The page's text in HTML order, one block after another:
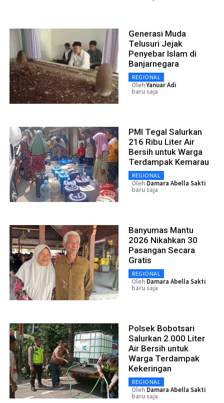
Generasi Muda
Telusuri Jejak
Penyebar Islam di
Banjarnegara
REGIONAL
OlehYanuar Adi
baru saja
PMI Tegal Salurkan
216 Ribu Liter Air
Bersih untuk Warga
Terdampak Kemarau
REGIONAL
Oleh Damara Abella Sakti
baru saja
Banyumas Mantu
2026 Nikahkan 30
Pasangan Secara
Gratis
REGIONAL
Oleh Damara Abella Sakti
baru saja
Polsek Bobotsari
Salurkan 2.000 Liter
Air Bersih untuk
Warga Terdampak
Kekeringan
REGIONAL
Oleh Damara Abella Sakti
baru saja